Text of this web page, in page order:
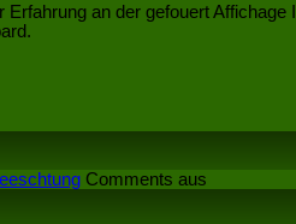
an der gefouert
Comments aus